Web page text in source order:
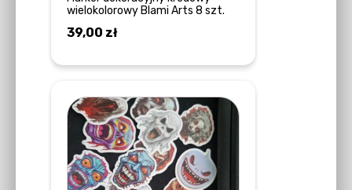
wielokolorowy Blami Arts 8 szt.
39,00 zł